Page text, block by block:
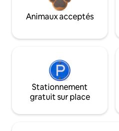
Animaux acceptés
Stationnement
gratuit sur place